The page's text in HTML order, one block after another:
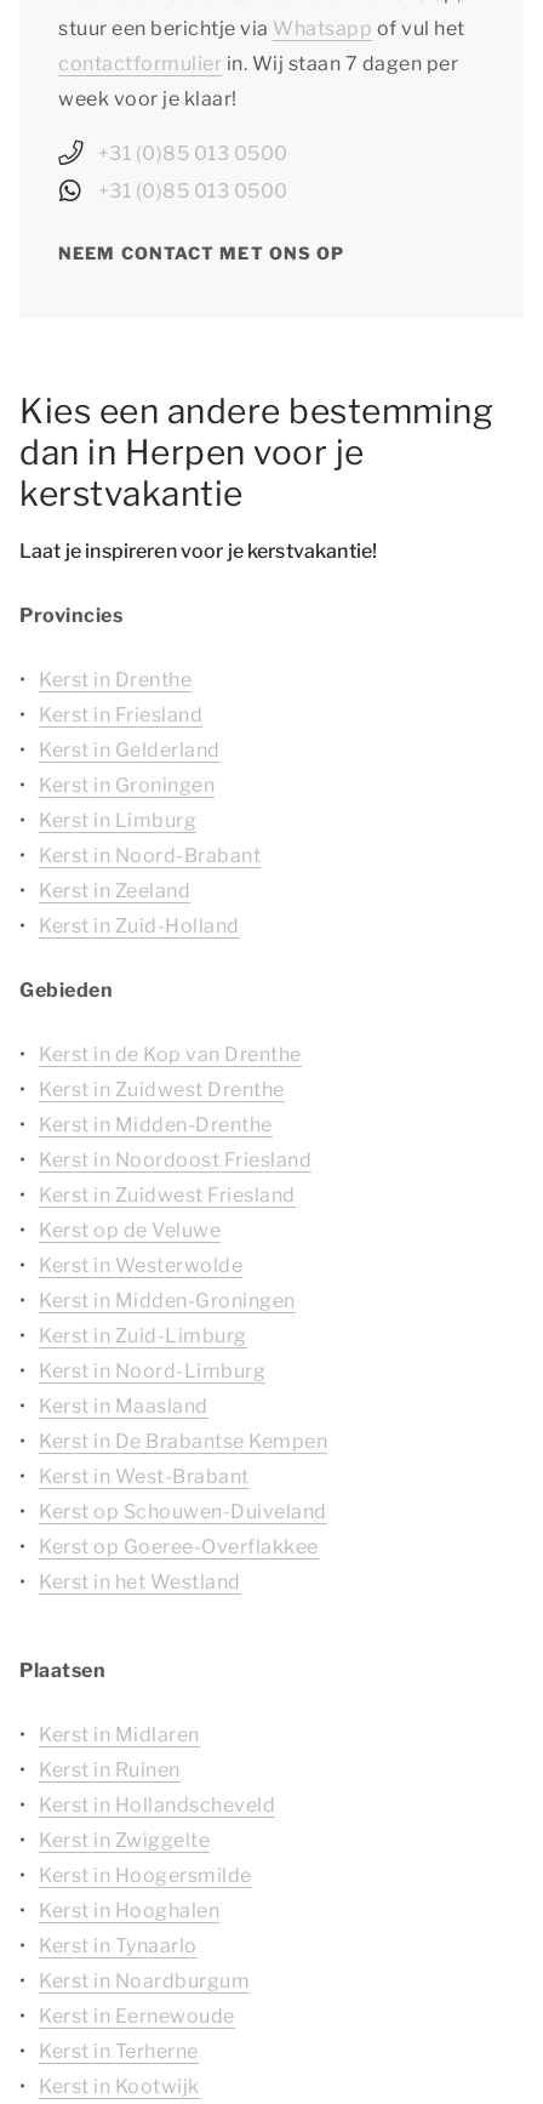
stuur een berichtje via Whatsapp of vul het
contactformulier in. Wij staan 7 dagen per
week voor je klaar!
+31 (0)85 013 0500
+31 (0)85 013 0500
NEEM CONTACT MET ONS OP
Kies een andere bestemming
dan in Herpen voor je
kerstvakantie
Laat je inspireren voor je kerstvakantie!
Provincies
Kerst in Drenthe
Kerst in Friesland
Kerst in Gelderland
Kerst in Groningen
Kerst in Limburg
Kerst in Noord-Brabant
Kerst in Zeeland
Kerst in Zuid-Holland
Gebieden
Kerst in de Kop van Drenthe
Kerst in Zuidwest Drenthe
Kerst in Midden-Drenthe
Kerst in Noordoost Friesland
Kerst in Zuidwest Friesland
Kerst op de Veluwe
Kerst in Westerwolde
Kerst in Midden-Groningen
Kerst in Zuid-Limburg
Kerst in Noord-Limburg
Kerst in Maasland
Kerst in De Brabantse Kempen
Kerst in West-Brabant
Kerst op Schouwen-Duiveland
Kerst op Goeree-Overflakkee
Kerst in het Westland
Plaatsen
Kerst in Midlaren
Kerst in Ruinen
Kerst in Hollandscheveld
Kerst in Zwiggelte
Kerst in Hoogersmilde
Kerst in Hooghalen
Kerst in Tynaarlo
Kerst in Noardburgum
Kerst in Eernewoude
Kerst in Terherne
Kerst in Kootwijk